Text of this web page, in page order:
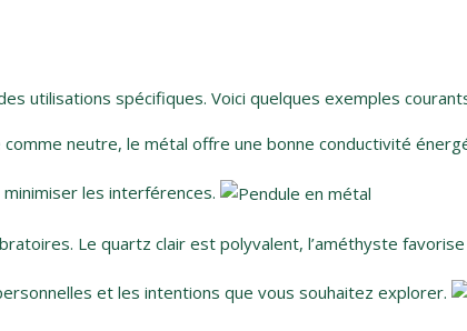
utilisations spécifiques. Voici quelques exemples
comme neutre, le métal offre une bonne conductivité
les interférences.
Le quartz clair est polyvalent, l’améthyste
et les intentions que vous souhaitez explorer.